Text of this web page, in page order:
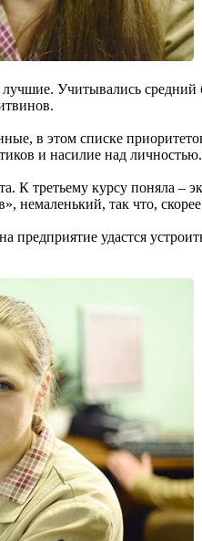
Учитывались средний
в этом списке
и насилие над личностью.
третьему курсу поняла –
немаленький, так что,
предприятие удастся